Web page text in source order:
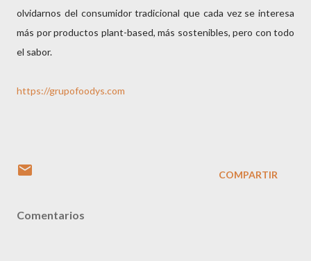
olvidarnos del consumidor tradicional que cada vez se interesa
más por productos plant-based, más sostenibles, pero con todo
el sabor.
https://grupofoodys.com
COMPARTIR
Comentarios